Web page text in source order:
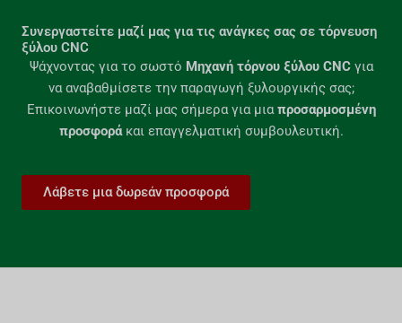
Συνεργαστείτε μαζί μας για τις ανάγκες σας σε τόρνευση
ξύλου CNC
Ψάχνοντας για το σωστό Μηχανή τόρνου ξύλου CNCγια
να αναβαθμίσετε την παραγωγή ξυλουργικής σας;
Επικοινωνήστε μαζί μας σήμερα για μιαπροσαρμοσμένη
προσφοράκαι επαγγελματική συμβουλευτική.
Λάβετε μια δωρεάν προσφορά